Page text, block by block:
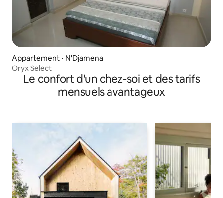
Appartement ⋅ N'Djamena
Oryx Select
Le confort d'un chez-soi et des tarifs
mensuels avantageux